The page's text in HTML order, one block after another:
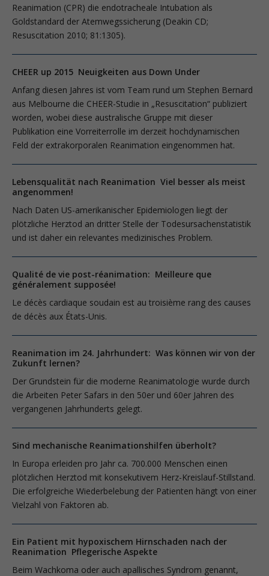
Reanimation (CPR) die endotracheale Intubation als
Goldstandard der Atemwegssicherung (Deakin CD;
Resuscitation 2010; 81:1305).
CHEER up 2015 Neuigkeiten aus Down Under
Anfang diesen Jahres ist vom Team rund um Stephen Bernard
aus Melbourne die CHEER-Studie in „Resuscitation“ publiziert
worden, wobei diese australische Gruppe mit dieser
Publikation eine Vorreiterrolle im derzeit hochdynamischen
Feld der extrakorporalen Reanimation eingenommen hat.
Lebensqualität nach Reanimation Viel besser als meist
angenommen!
Nach Daten US-amerikanischer Epidemiologen liegt der
plötzliche Herztod an dritter Stelle der Todesursachenstatistik
und ist daher ein relevantes medizinisches Problem.
Qualité de vie post-réanimation: Meilleure que
généralement supposée!
Le décès cardiaque soudain est au troisième rang des causes
de décès aux États-Unis.
Reanimation im 24. Jahrhundert: Was können wir von der
Zukunft lernen?
Der Grundstein für die moderne Reanimatologie wurde durch
die Arbeiten Peter Safars in den 50er und 60er Jahren des
vergangenen Jahrhunderts gelegt.
Sind mechanische Reanimationshilfen überholt?
In Europa erleiden pro Jahr ca. 700.000 Menschen einen
plötzlichen Herztod mit konsekutivem Herz-Kreislauf-Stillstand.
Die erfolgreiche Wiederbelebung der Patienten hängt von einer
Vielzahl von Faktoren ab.
Ein Patient mit hypoxischem Hirnschaden nach der
Reanimation Pflegerische Aspekte
Beim Wachkoma oder auch apallisches Syndrom genannt,